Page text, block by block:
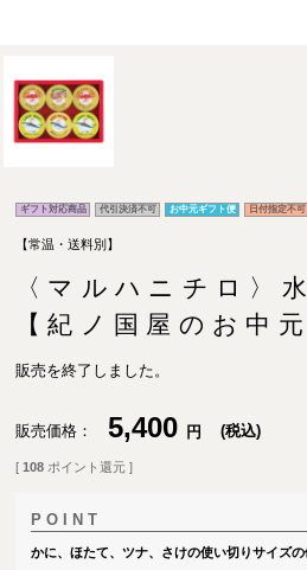
ギフト対応商品 代引決済不可 お中元ギフト便 日付指定不可
【常温・送料別】
〈マルハニチロ〉
【紀ノ国屋のお中
販売を終了しました。
販売価格 5,400 税込
[ 108 ポイント還元 ]
かに、ほたて、ツナ、さけの使い切りサイズの